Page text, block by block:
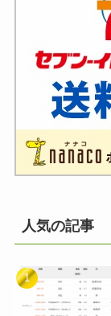
人気の記事